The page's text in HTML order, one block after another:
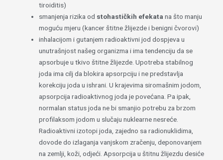
tiroiditis)
smanjenja rizika od stohastičkih efekata na što manju
moguću mjeru (kancer štitne žlijezde i benigni čvorovi)
inhalacijom i gutanjem radioaktivni jod dospjeva u
unutrašnjost našeg organizma i ima tendenciju da se
apsorbuje u tkivo štitne žlijezde. Upotreba stabilnog
joda ima cilj da blokira apsorpciju i ne predstavlja
korekciju joda u ishrani. U krajevima siromašnim jodom,
apsorpcija radioaktivnog joda je povećana. Pa ipak,
normalan status joda ne bi smanjio potrebu za brzom
profilaksom jodom u slučaju nuklearne nesreće.
Radioaktivni izotopi joda, zajedno sa radionuklidima,
dovode do izlaganja vanjskom zračenju, deponovanjem
na zemlji, koži, odjeći. Apsorpcija u štitnu žlijezdu desiće